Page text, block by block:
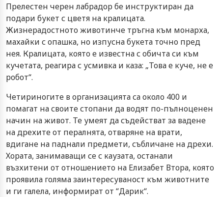
Прелестен черен лабрадор бе инструктиран да
подари букет с цветя на кралицата.
Жизнерадостното животинче тръгна към монарха,
махайки с опашка, но изпусна букета точно пред
нея. Кралицата, която е известна с обичта си към
кучетата, реагира с усмивка и каза: „Това е куче, не е
робот“.
Четириногите в организацията са около 400 и
помагат на своите стопани да водят по-пълноценен
начин на живот. Те умеят да съдействат за вадене
на дрехите от пералнята, отваряне на врати,
вдигане на паднали предмети, събличане на дрехи.
Хората, занимаващи се с каузата, останали
възхитени от отношението на Елизабет Втора, която
проявила голяма заинтересуваност към животните
и ги галела, информират от “Дарик“.